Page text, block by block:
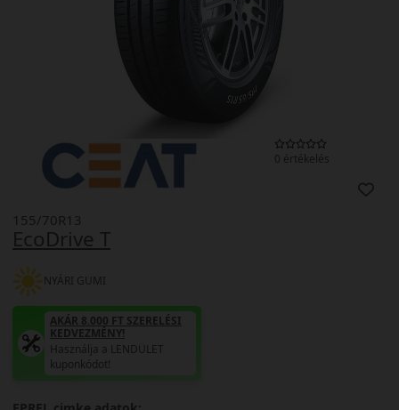
0 értékelés
EcoDrive T
155/70R13
NYÁRI GUMI
AKÁR 8.000 FT SZERELÉSI
KEDVEZMÉNY!
Használja a LENDÜLET
kuponkódot!